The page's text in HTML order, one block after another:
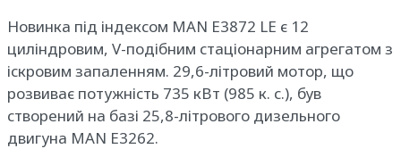
Новинка під індексом MAN E3872 LE є 12
циліндровим, V-подібним стаціонарним агрегатом з
іскровим запаленням. 29,6-літровий мотор, що
розвиває потужність 735 кВт (985 к. с.), був
створений на базі 25,8-літрового дизельного
двигуна MAN E3262.